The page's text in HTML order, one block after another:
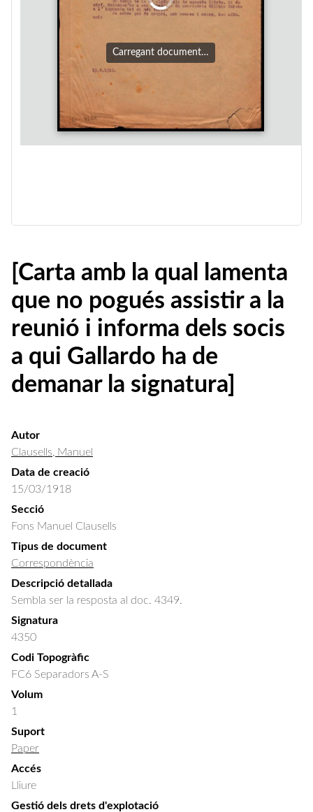
Carregant document…
[Carta amb la qual lamenta
que no pogués assistir a la
reunió i informa dels socis
a qui Gallardo ha de
demanar la signatura]
Autor
Clausells, Manuel
Data de creació
15/03/1918
Secció
Fons Manuel Clausells
Tipus de document
Correspondència
Descripció detallada
Sembla ser la resposta al doc. 4349.
Signatura
4350
Codi Topogràfic
FC6 Separadors A-S
Volum
1
Suport
Paper
Accés
Lliure
Gestió dels drets d'explotació